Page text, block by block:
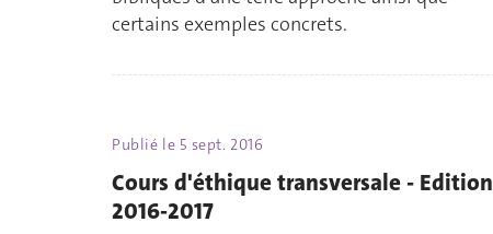
certains exemples concrets.
Publié le 5 sept. 2016
Cours d'éthique transversale - Edition
2016-2017